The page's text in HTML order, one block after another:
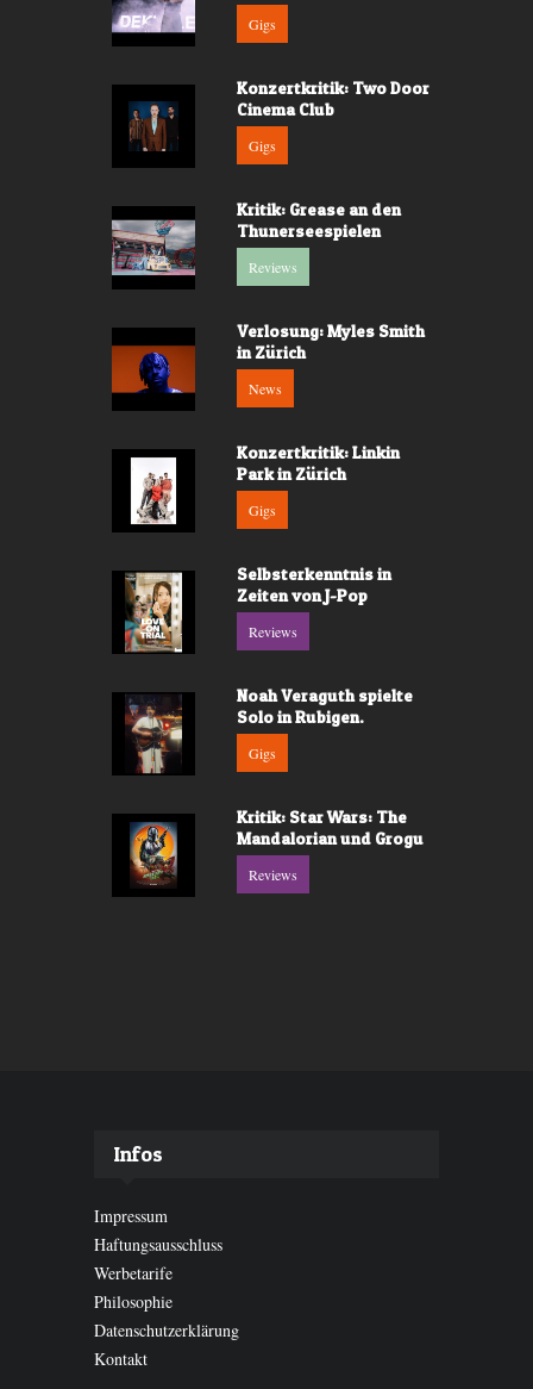
Gigs
Konzertkritik: Two Door
Cinema Club
Gigs
Kritik: Grease an den
Thunerseespielen
Reviews
Verlosung: Myles Smith
in Zürich
News
Konzertkritik: Linkin
Park in Zürich
Gigs
Selbsterkenntnis in
Zeiten von J-Pop
Reviews
Noah Veraguth spielte
Solo in Rubigen.
Gigs
Kritik: Star Wars: The
Mandalorian und Grogu
Reviews
Infos
Impressum
Haftungsausschluss
Werbetarife
Philosophie
Datenschutzerklärung
Kontakt